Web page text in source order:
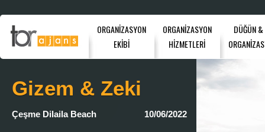
ORGANİZASYON
EKİBİ
ORGANİZASYON
HİZMETLERİ
DÜĞÜN
Gizem & Zeki
Çeşme Dilaila Beach 10/06/2022